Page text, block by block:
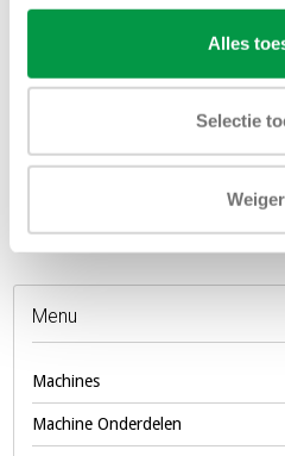
Alles
Selectie
Menu
Machines
Machine Onderdelen